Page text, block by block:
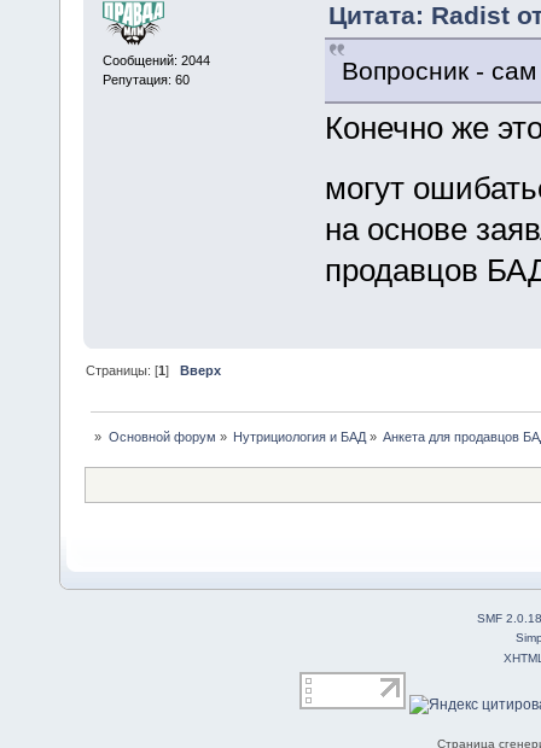
Сообщений: 2044
Репутация: 60
Цитата: Radist
Вопросник -
Конечно же
могут
на основе
продавцов
Страницы: [1]Вверх
» Основной форум » Нутрициология и БАД» Анкета для продавцов
SMF 2.0.18
Страница